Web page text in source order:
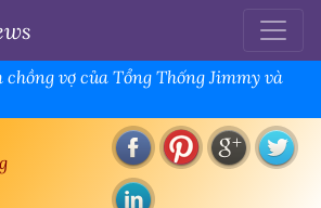
vợ của Tổng Thống Jimmy và